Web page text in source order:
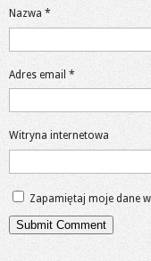
Nazwa *
Adres email *
Witryna internetowa
Zapamiętaj moje dane